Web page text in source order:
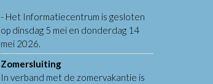
- Het Informatiecentrum is gesloten
op dinsdag 5 mei en donderdag 14
mei 2026.
Zomersluiting
In verband met de zomervakantie is